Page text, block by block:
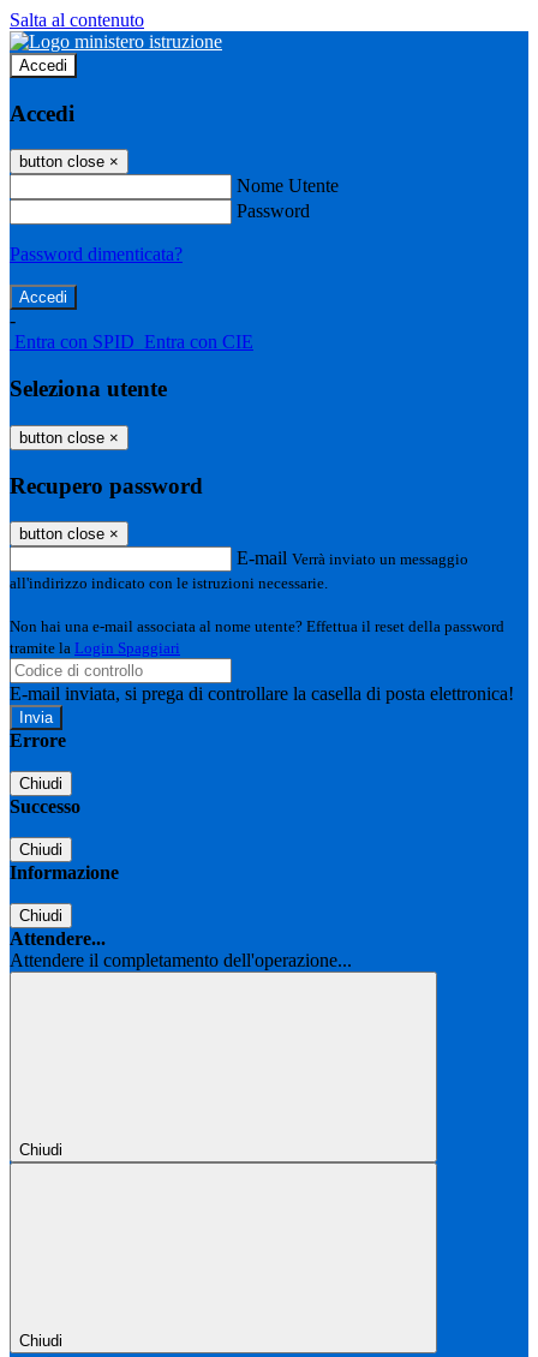
Salta al contenuto
Accedi
Accedi
button close ×
Nome Utente
Password
Password dimenticata?
-
Entra con SPID Entra con CIE
Seleziona utente
button close ×
Recupero password
button close ×
E-mail Verrà inviato un messaggio
all'indirizzo indicato con le istruzioni necessarie.
Non hai una e-mail associata al nome utente? Effettua il reset della password
tramite la Login Spaggiari
E-mail inviata, si prega di controllare la casella di posta elettronica!
Errore
Chiudi
Successo
Chiudi
Informazione
Chiudi
Attendere...
Attendere il completamento dell'operazione...
Chiudi
Chiudi